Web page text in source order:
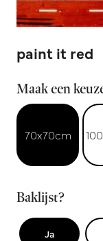
paint it red
Maak een
70x70cm
Baklijst?
Ja